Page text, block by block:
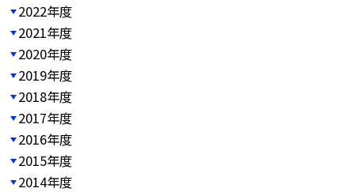
2022年度
2021年度
2020年度
2019年度
2018年度
2017年度
2016年度
2015年度
2014年度